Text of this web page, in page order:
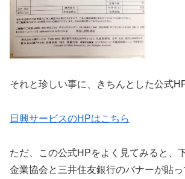
それと珍しい事に、きちんとした公式
日興サービスのHPはこちら
ただ、この公式HPをよく見てみると、
金業協会と三井住友銀行のバナーが貼っ